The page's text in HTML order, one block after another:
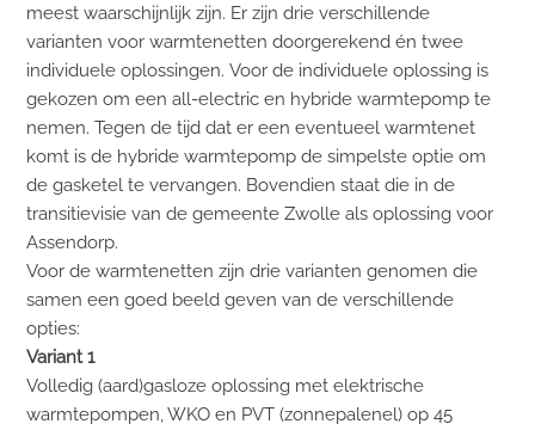
meest waarschijnlijk zijn. Er zijn drie verschillende
varianten voor warmtenetten doorgerekend én twee
individuele oplossingen. Voor de individuele oplossing is
gekozen om een all-electric en hybride warmtepomp te
nemen. Tegen de tijd dat er een eventueel warmtenet
komt is de hybride warmtepomp de simpelste optie om
de gasketel te vervangen. Bovendien staat die in de
transitievisie van de gemeente Zwolle als oplossing voor
Assendorp.
Voor de warmtenetten zijn drie varianten genomen die
samen een goed beeld geven van de verschillende
opties:
Variant 1
Volledig (aard)gasloze oplossing met elektrische
warmtepompen, WKO en PVT (zonnepalenel) op 45